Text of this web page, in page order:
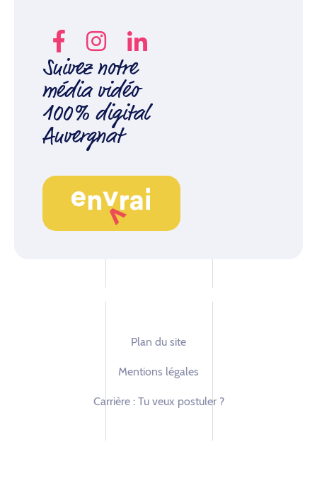
Suivez notre
média vidéo
100% digital
Auvergnat
Plan du site
Mentions légales
Carrière : Tu veux postuler ?